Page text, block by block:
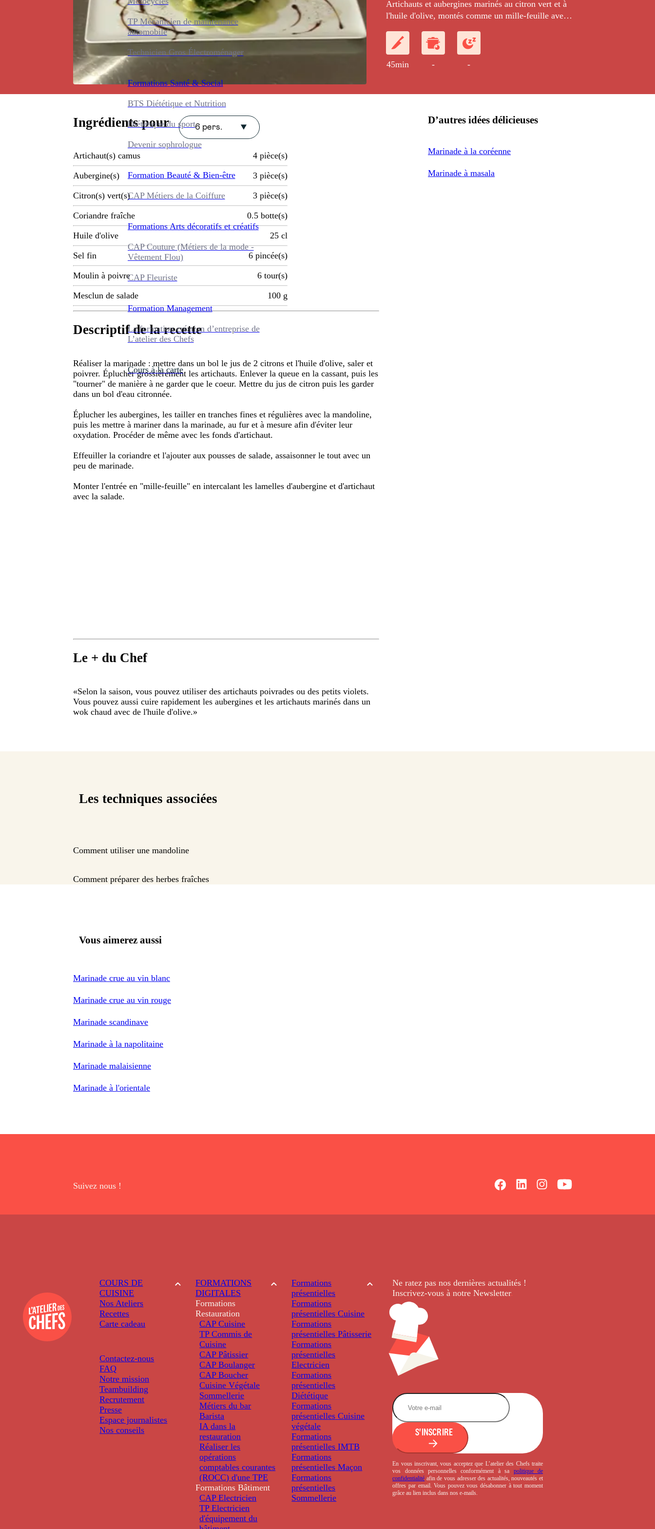
TP Mécanicien de maintenance
automobile
Technicien Gros Électroménager
Formations Santé & Social
BTS Diététique et Nutrition
Diététique du sport
Devenir sophrologue
Formation Beauté & Bien-être
CAP Métiers de la Coiffure
Formations Arts décoratifs et créatifs
CAP Couture (Métiers de la mode -
Vêtement Flou)
CAP Fleuriste
Formation Management
La formation création d’entreprise de
L’atelier des Chefs
Cours à la carte
Artichauts et aubergines marinés au citron vert et à
l'huile d'olive, montés comme un mille-feuille avec
45min - -
Ingrédients pour 6 pers.
Artichaut(s) camus 4 pièce(s)
Aubergine(s) 3 pièce(s)
Citron(s) vert(s) 3 pièce(s)
Coriandre fraîche 0.5 botte(s)
Huile d'olive 25 cl
Sel fin 6 pincée(s)
Moulin à poivre 6 tour(s)
Mesclun de salade 100 g
Descriptif de la recette
Réaliser la marinade : mettre dans un bol le jus de 2 citrons et l'huile d'olive, saler et
poivrer. Éplucher grossièrement les artichauts. Enlever la queue en la cassant, puis les
"tourner" de manière à ne garder que le coeur. Mettre du jus de citron puis les garder
dans un bol d'eau citronnée.
Éplucher les aubergines, les tailler en tranches fines et régulières avec la mandoline,
puis les mettre à mariner dans la marinade, au fur et à mesure afin d'éviter leur
oxydation. Procéder de même avec les fonds d'artichaut.
Effeuiller la coriandre et l'ajouter aux pousses de salade, assaisonner le tout avec un
peu de marinade.
Monter l'entrée en "mille-feuille" en intercalant les lamelles d'aubergine et d'artichaut
avec la salade.
Le + du Chef
«Selon la saison, vous pouvez utiliser des artichauts poivrades ou des petits violets.
Vous pouvez aussi cuire rapidement les aubergines et les artichauts marinés dans un
wok chaud avec de l'huile d'olive.»
D’autres idées délicieuses
Marinade à la coréenne
Marinade à masala
Les techniques associées
Comment utiliser une mandoline
Comment préparer des herbes fraîches
Vous aimerez aussi
Marinade crue au vin blanc
Marinade crue au vin rouge
Marinade scandinave
Marinade à la napolitaine
Marinade malaisienne
Marinade à l'orientale
Suivez nous !
COURS DE
CUISINE
Nos Ateliers
Recettes
Carte cadeau
Contactez-nous
FAQ
Notre mission
Teambuilding
Recrutement
Presse
Espace journalistes
Nos conseils
FORMATIONS
DIGITALES
Formations
Restauration
CAP Cuisine
TP Commis de
Cuisine
CAP Pâtissier
CAP Boulanger
CAP Boucher
Cuisine Végétale
Sommellerie
Métiers du bar
Barista
IA dans la
restauration
Réaliser les
opérations
comptables courantes
(ROCC) d'une TPE
Formations Bâtiment
CAP Electricien
TP Electricien
d'équipement du
Formations
présentielles
Formations
présentielles Cuisine
Formations
présentielles Pâtisserie
Formations
présentielles
Electricien
Formations
présentielles
Diététique
Formations
présentielles Cuisine
végétale
Formations
présentielles IMTB
Formations
présentielles Maçon
Formations
présentielles
Sommellerie
Ne ratez pas nos dernièresactualités !
Inscrivez-vous à notre Newsletter.
S'INSCRIRE
En vous inscrivant, vous acceptez que L’atelier des Chefs traite
vos données personnelles conformément à sa politique de
confidentialité afin de vous adresser des actualités, nouveautés et
offres par email. Vous pouvez vous désabonner à tout moment
grâce au lien inclus dans nos e-mails.